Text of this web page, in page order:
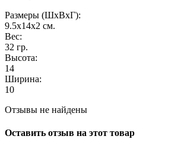
Размеры (ШxВxГ):
9.5x14x2 см.
Вес:
32 гр.
Высота:
14
Ширина:
10
Отзывы не найдены
Оставить отзыв на этот товар